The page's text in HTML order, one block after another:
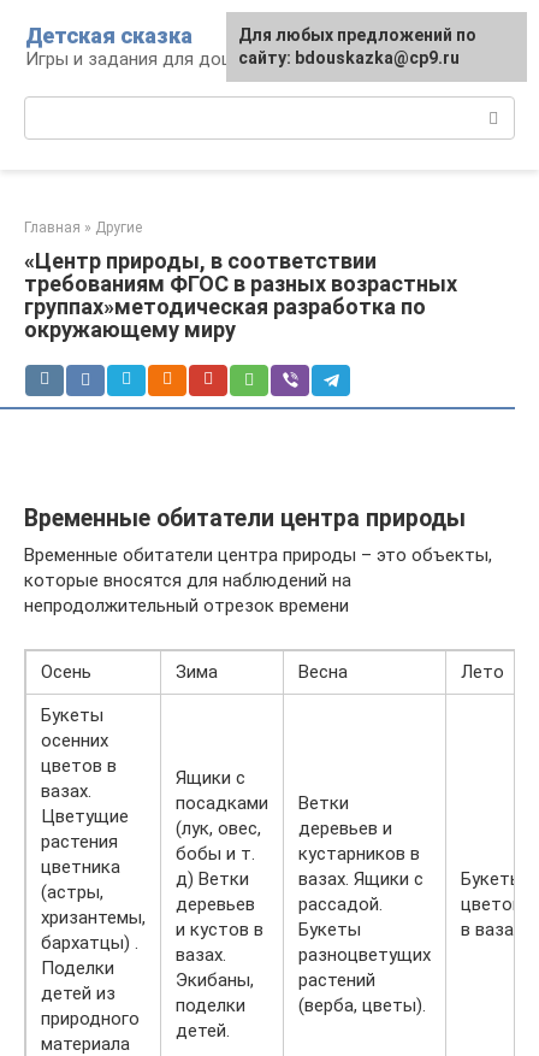
контенту
Детская сказка
Игры и задания для дошкольников
Главная » Другие
«Центр природы, в соответствии
требованиям ФГОС в разных возрастных
группах»методическая разработка по
окружающему миру
Временные обитатели центра природы
Временные обитатели центра природы – это объекты,
которые вносятся для наблюдений на
непродолжительный отрезок времени
Осень Зима Весна
Лето
Букеты
осенних
цветов в
вазах.
Цветущие
растения
цветника
(астры,
хризантемы,
бархатцы) .
Поделки
детей из
природного
материала
Ящики с
посадками
(лук, овес,
бобы и т.
д) Ветки
деревьев
и кустов в
вазах.
Экибаны,
поделки
детей.
Ветки
деревьев и
кустарников в
вазах. Ящики с
рассадой.
Букеты
разноцветущих
растений
(верба, цветы).
Букеты
цветов
в вазах
Для любых предложений по
сайту: bdouskazka@cp9.ru